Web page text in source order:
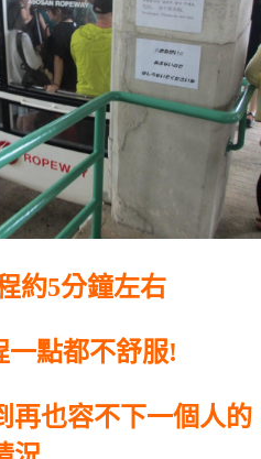
約5分鐘左右
一點都不舒服!
再也容不下一個人的